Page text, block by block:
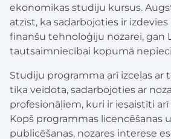
ekonomikas studiju kursus.
atzīst, ka sadarbojoties ir
finanšu tehnoloģiju nozarei, gan
tautsaimniecībai kopumā
Studiju programma arī izceļas ar
tika veidota, sadarbojoties ar
profesionāļiem, kuri ir iesaistīti
Kopš programmas licencēšanas
publicēšanas, nozares interese